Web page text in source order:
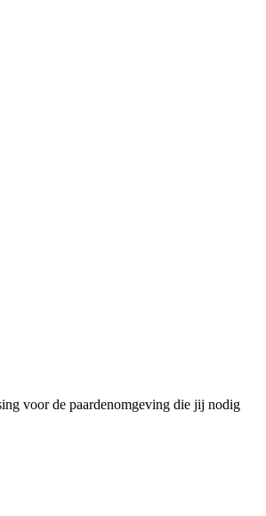
voor de paardenomgeving die jij nodig